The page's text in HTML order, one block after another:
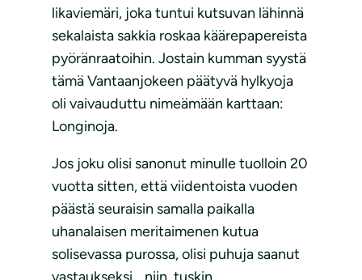
likaviemäri, joka tuntui kutsuvan lähinnä
sekalaista sakkia roskaa käärepapereista
pyöränraatoihin. Jostain kumman syystä
tämä Vantaanjokeen päätyvä hylkyoja
oli vaivauduttu nimeämään karttaan:
Longinoja.
Jos joku olisi sanonut minulle tuolloin 20
vuotta sitten, että viidentoista vuoden
päästä seuraisin samalla paikalla
uhanalaisen meritaimenen kutua
solisevassa purossa, olisi puhuja saanut